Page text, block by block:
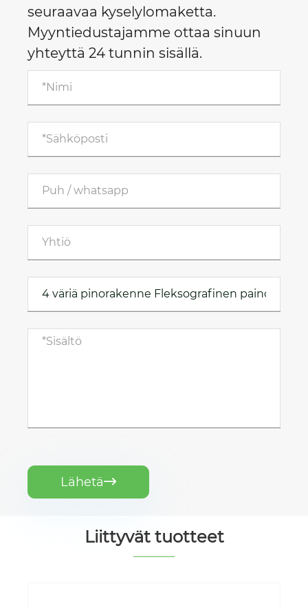
seuraavaa kyselylomaketta.
Myyntiedustajamme ottaa sinuun
yhteyttä 24 tunnin sisällä.
Lähetä
Liittyvät tuotteet